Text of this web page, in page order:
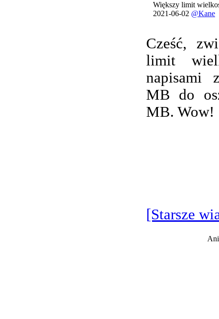
Większy limit
2021-06-02 @Kane
Cześć,
limit
napisami
MB do
MB. Wow!
[Starsze